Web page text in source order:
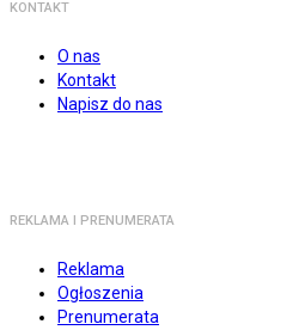
KONTAKT
O nas
Kontakt
Napisz do nas
REKLAMA I PRENUMERATA
Reklama
Ogłoszenia
Prenumerata